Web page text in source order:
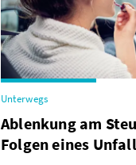
Unterwegs
Ablenkung am
Folgen eines